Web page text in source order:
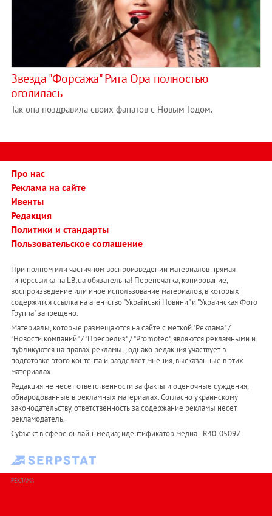
Звезда "Форсажа" Рита Ора полностью
оголилась
Так она поздравила своих фанатов с Новым Годом.
Про нас
Реклама на сайте
Ивенты
Редакция
Политики и стандарты
Пользовательское соглашение
При полном или частичном воспроизведении материалов прямая
гиперссылка на LB.ua обязательна! Перепечатка, копирование,
воспроизведение или иное использование материалов, в которых
содержится ссылка на агентство "Українськi Новини" и "Украинская Фото
Группа" запрещено.
Материалы, которые размещаются на сайте с меткой "Реклама" /
"Новости компаний" / "Пресрелиз" / "Promoted", являются рекламными и
публикуются на правах рекламы. , однако редакция участвует в
подготовке этого контента и разделяет мнения, высказанные в этих
материалах.
Редакция не несет ответственности за факты и оценочные суждения,
обнародованные в рекламных материалах. Согласно украинскому
законодательству, ответственность за содержание рекламы несет
рекламодатель.
Субъект в сфере онлайн-медиа; идентификатор медиа - R40-05097
РЕКЛАМА